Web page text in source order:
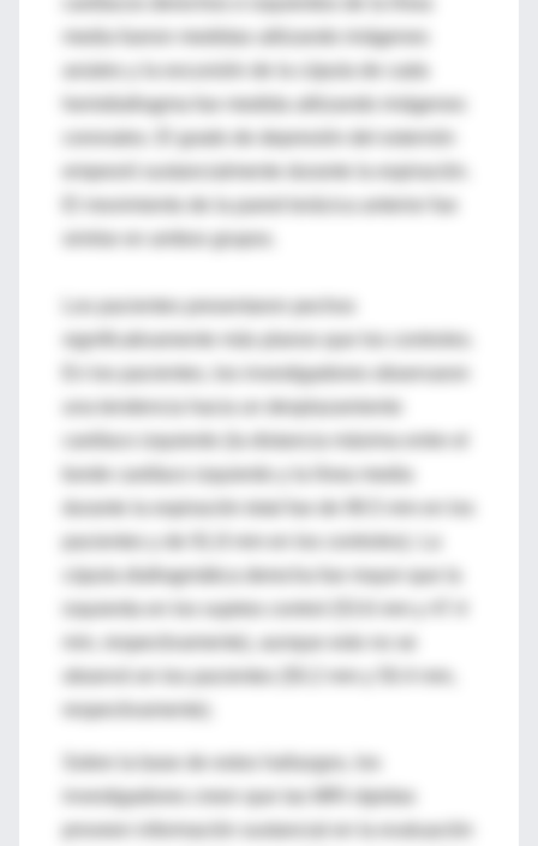
media fueron medidas utilizando imágenes
hemidiafragma fue medida utilizando imágenes
empeoró sustancialmente durante la espiración.
similar en ambos grupos.
significativamente más planos que los controles.
En los pacientes, los investigadores observaron
cúpula diafragmática derecha fue mayor que la
mm, respectivamente), aunque esto no se
Sobre la base de estos hallazgos, los
investigadores creen que las MRI rápidas